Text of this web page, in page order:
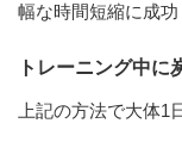
幅な時間短縮に成功
トレーニング中に
上記の方法で大体1